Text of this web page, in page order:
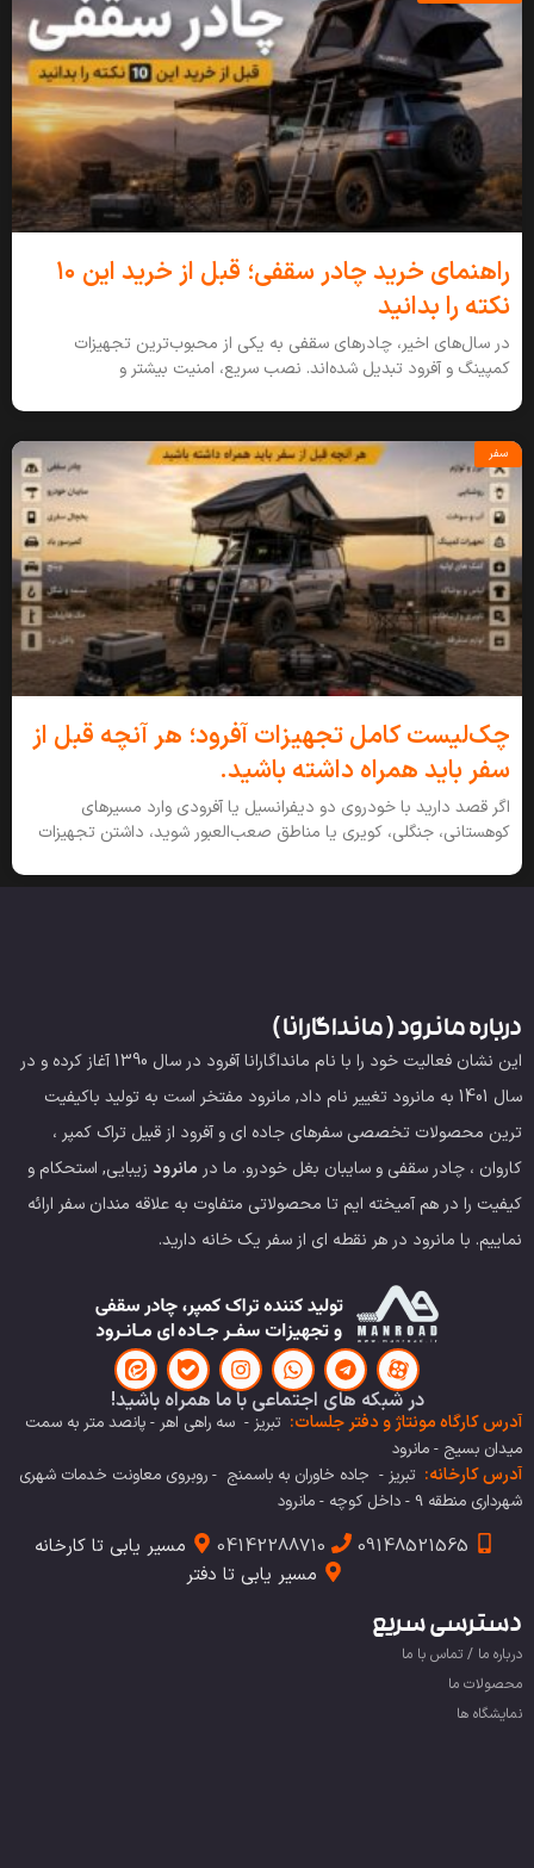
راهنمای خرید چادر سقفی؛ قبل از خرید این ۱۰
نکته را بدانید
در سال‌های اخیر، چادرهای سقفی به یکی از محبوب‌ترین تجهیزات
کمپینگ و آفرود تبدیل شده‌اند. نصب سریع، امنیت بیشتر و
سفر
چک‌لیست کامل تجهیزات آفرود؛ هر آنچه قبل از
سفر باید همراه داشته باشید.
اگر قصد دارید با خودروی دو دیفرانسیل یا آفرودی وارد مسیرهای
کوهستانی، جنگلی، کویری یا مناطق صعب‌العبور شوید، داشتن تجهیزات
درباره مانرود ( مانداگارانا )
این نشان فعالیت خود را با نام مانداگارانا آفرود در سال 1390 آغاز کرده و در
سال 1401 به مانرود تغییر نام داد, مانرود مفتخر است به تولید باکیفیت
ترین محصولات تخصصی سفرهای جاده ای و آفرود از قبیل تراک کمپر ،
کاروان ، چادر سقفی و سایبان بغل خودرو. ما در مانرود زیبایی, استحکام و
کیفیت را در هم آمیخته ایم تا محصولاتی متفاوت به علاقه مندان سفر ارائه
نماییم. با مانرود در هر نقطه ای از سفر یک خانه دارید.
در شبکه های اجتماعی با ما همراه باشید!
آدرس کارگاه مونتاژ و دفتر جلسات: تبریز - سه راهی اهر - پانصد متر به سمت
میدان بسیج - مانرود
آدرس کارخانه: تبریز - جاده خاوران به باسمنج - روبروی معاونت خدمات شهری
شهرداری منطقه 9 - داخل کوچه - مانرود
09148521565
04142288710
مسیر یابی تا کارخانه
مسیر یابی تا دفتر
دسترسی سریع
درباره ما / تماس با ما
محصولات ما
نمایشگاه ها